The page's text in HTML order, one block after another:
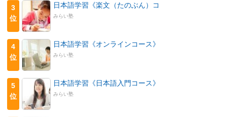
3
位
日本語学習《楽文（たのぶん）コ
みらい塾
4
位
日本語学習《オンラインコース》
みらい塾
5
位
日本語学習《日本語入門コース》
みらい塾